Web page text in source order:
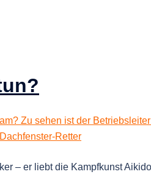
– er liebt die Kampfkunst